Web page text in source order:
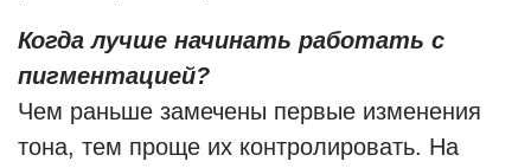
Когда лучше начинать работать с
пигментацией?
Чем раньше замечены первые изменения
тона, тем проще их контролировать. На